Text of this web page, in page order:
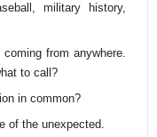
military history,
from anywhere.
to call?
in common?
of the unexpected.